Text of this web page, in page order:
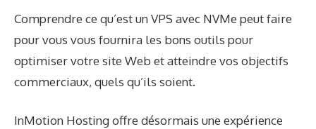
Comprendre ce qu’est unVPS avec NVMe peut faire
pour vous vous fournira les bons outils pour
optimiser votre site Web et atteindre vos objectifs
commerciaux, quels qu’ils soient.
InMotion Hosting offre désormais une expérience